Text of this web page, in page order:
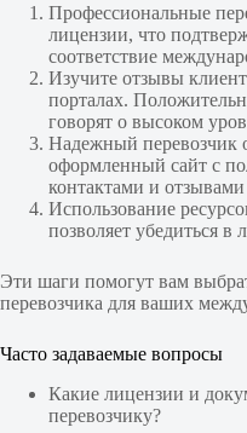
Профессиональные
лицензии, что
соответствие
Изучите отзывы
порталах.
говорят о высоком
Надежный перевозчик
оформленный сайт с
контактами и
Использование
позволяет убедиться
Эти шаги помогут вам
перевозчика для ваших
Часто задаваемые вопросы
Какие лицензии и
перевозчику?